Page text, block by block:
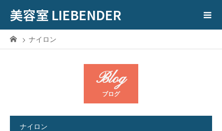
美容室 LIEBENDER
ナイロン
Blog
ブログ
ナイロン